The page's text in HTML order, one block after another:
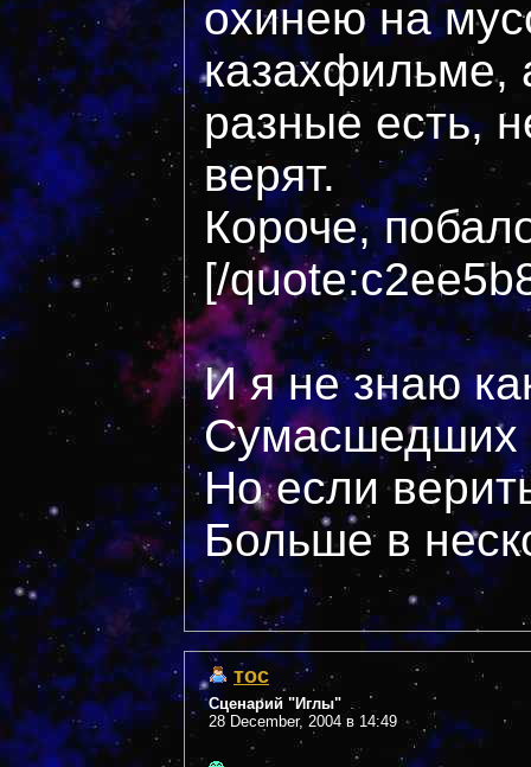
охинею на
казахфильме,
разные есть,
верят.
Короче,
[/
И я не знаю
Сумасшедших
Но если
Больше в
тос
Сценарий "Иглы"
28 December, 2004 в 14:49